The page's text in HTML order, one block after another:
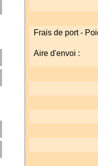
Frais de port -
Aire d'envoi :